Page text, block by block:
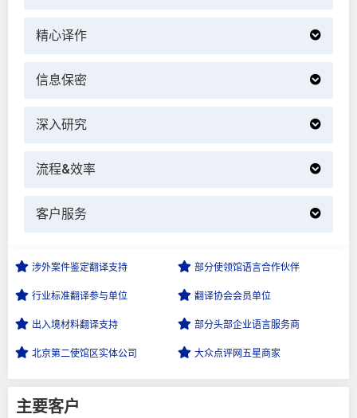
精心译作
信息保密
深入研究
流程&效率
客户服务
涉外案件鉴定翻译支持 部分使领馆语言合作伙伴
行业标准翻译参与单位 翻译协会会员单位
出入境材料翻译支持 部分头部企业语言服务商
北京第二使馆区实体公司 大众点评网五星商家
主要客户